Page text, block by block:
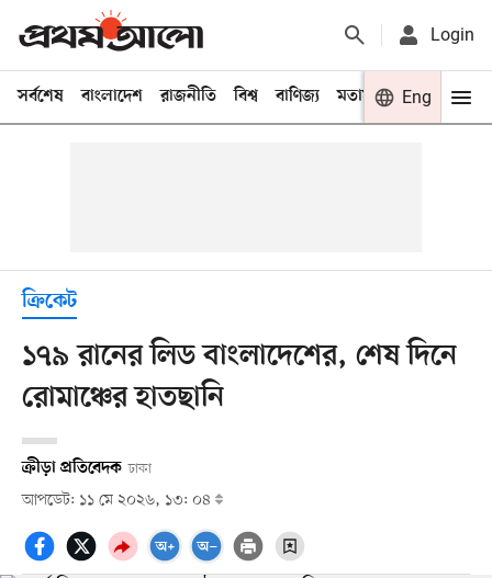
Login
সর্বশেষ বাংলাদেশ রাজনীতি বিশ্ব বাণিজ্য মতামত খেলা
Eng
ক্রিকেট
১৭৯ রানের লিড বাংলাদেশের, শেষ দিনে
রোমাঞ্চের হাতছানি
ক্রীড়া প্রতিবেদক ঢাকা
আপডেট: ১১ মে ২০২৬, ১৩: ০৪